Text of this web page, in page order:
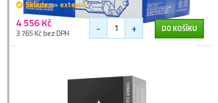
Skladem - externě
4 556 Kč
3 765 Kč bez DPH - + DO KOŠÍKU